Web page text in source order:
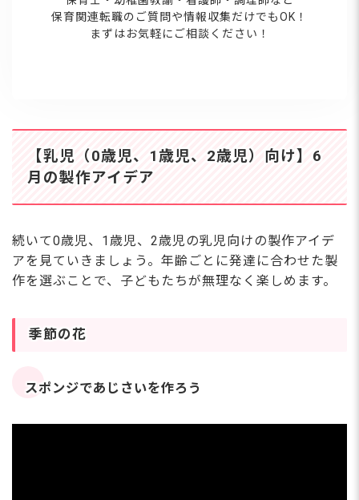
保育関連転職のご質問や情報収集だけでもOK！
まずはお気軽にご相談ください！
【乳児（0歳児、1歳児、2歳児）向け】6
月の製作アイデア
続いて0歳児、1歳児、2歳児の乳児向けの製作アイデ
アを見ていきましょう。年齢ごとに発達に合わせた製
作を選ぶことで、子どもたちが無理なく楽しめます。
季節の花
スポンジであじさいを作ろう